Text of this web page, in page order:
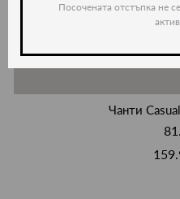
Чанти
Посочената отстъпка не